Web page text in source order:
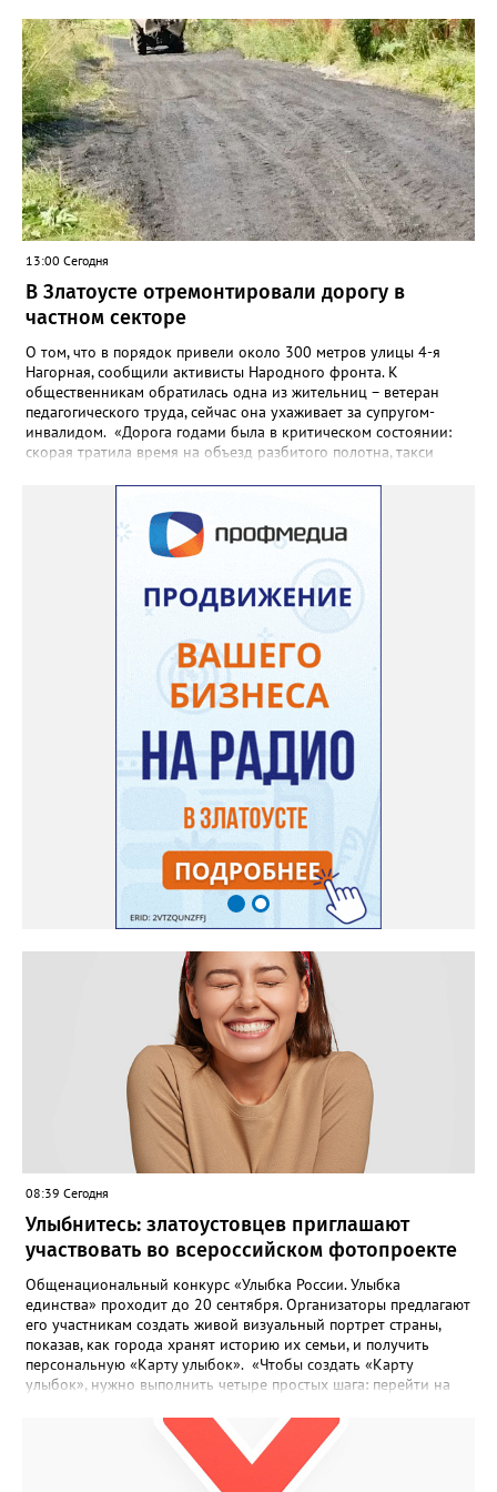
Челябинском УФАС. Антимонопольная служба приняла
решение включить ООО «ПИАЛ» в реестр недобросовестных
поставщиков. В чёрном списке уфимский подрядчик будет два
года.
13:00 Сегодня
В Златоусте отремонтировали дорогу в
частном секторе
О том, что в порядок привели около 300 метров улицы 4-я
Нагорная, сообщили активисты Народного фронта. К
общественникам обратилась одна из жительниц – ветеран
педагогического труда, сейчас она ухаживает за супругом-
инвалидом. «Дорога годами была в критическом состоянии:
скорая тратила время на объезд разбитого полотна, такси
однажды реанимация не смогла добраться до больного.
Жители писали в администрацию города и другие инстанции,
пытались ремонтировать дорогу своими силами – всё тщетно»,
– рассказали в ОНФ. Общественники подчеркнули: именно
они добились, чтобы участок разровняли и отсыпали. Для
этого потребовалось обратиться в мэрию Златоуста.
08:39 Сегодня
Улыбнитесь: златоустовцев приглашают
участвовать во всероссийском фотопроекте
Общенациональный конкурс «Улыбка России. Улыбка
единства» проходит до 20 сентября. Организаторы предлагают
его участникам создать живой визуальный портрет страны,
показав, как города хранят историю их семьи, и получить
персональную «Карту улыбок». «Чтобы создать «Карту
улыбок», нужно выполнить четыре простых шага: перейти на
улыбок»; загрузить фотографию с улыбкой – подойдёт портрет
одного человека, пары, семьи или нескольких поколений в
одном кадре; отметить один или несколько городов,
связанных с историей семьи или важными воспоминаниями;